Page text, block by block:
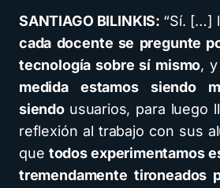
SANTIAGO BILINKIS: “Sí. […]
cada docente se pregunte
tecnología sobre sí mismo,
medida estamos siendo
siendo usuarios, para luego
reflexión al trabajo con sus
que todos experimentamos
tremendamente tironeados